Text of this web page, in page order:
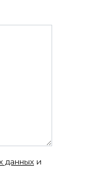
данных и